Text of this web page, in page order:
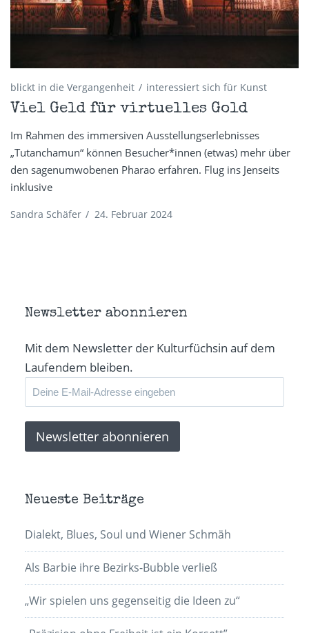
blickt in die Vergangenheit interessiert sich für Kunst
Viel Geld für virtuelles Gold
Im Rahmen des immersiven Ausstellungserlebnisses
„Tutanchamun“ können Besucher*innen (etwas) mehr über
den sagenumwobenen Pharao erfahren. Flug ins Jenseits
inklusive
Sandra Schäfer / 24. Februar 2024
Newsletter abonnieren
Mit dem Newsletter der Kulturfüchsin auf dem
Laufendem bleiben.
Neueste Beiträge
Dialekt, Blues, Soul und Wiener Schmäh
Als Barbie ihre Bezirks-Bubble verließ
„Wir spielen uns gegenseitig die Ideen zu“